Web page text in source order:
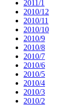
2011/1
2010/12
2010/11
2010/10
2010/9
2010/8
2010/7
2010/6
2010/5
2010/4
2010/3
2010/2